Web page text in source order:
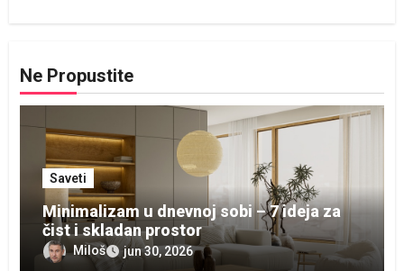
Ne Propustite
Saveti
Minimalizam u dnevnoj sobi – 7 ideja za
čist i skladan prostor
Miloš jun 30, 2026